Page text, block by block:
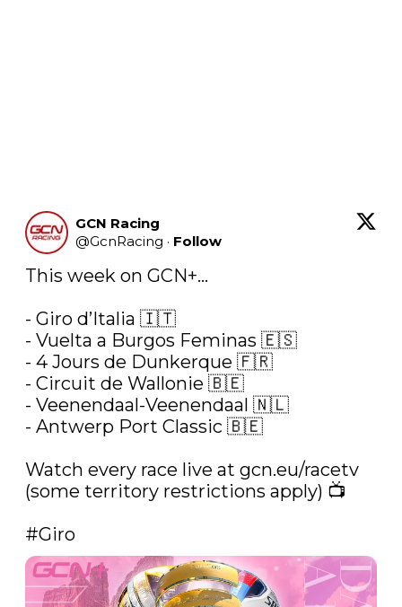
GCN Racing
@GcnRacing · Follow
This week on GCN+...
- Giro d’Italia 🇮🇹
- Vuelta a Burgos Feminas 🇪🇸
- 4 Jours de Dunkerque 🇫🇷
- Circuit de Wallonie 🇧🇪
- Veenendaal-Veenendaal 🇳🇱
- Antwerp Port Classic 🇧🇪
Watch every race live at gcn.eu/racetv
(some territory restrictions apply) 📺
#Giro